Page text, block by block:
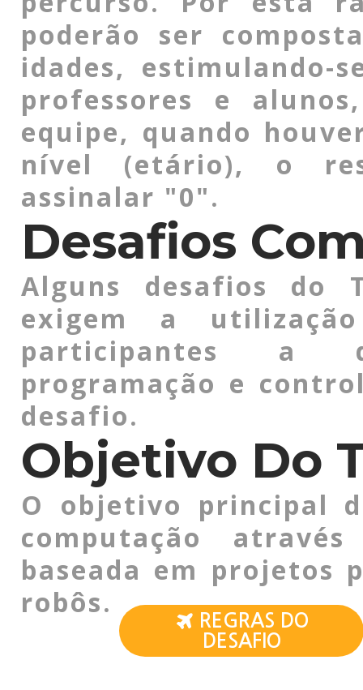
 REGRAS DO
DESAFIO
poderão ser
idades,
professores e
equipe, quando
nível (etário), o
assinalar "0".
Desafios
Alguns desafios do
exigem a
participantes a
programação e
desafio.
Objetivo Do
O objetivo principal
computação
baseada em projetos
robôs.